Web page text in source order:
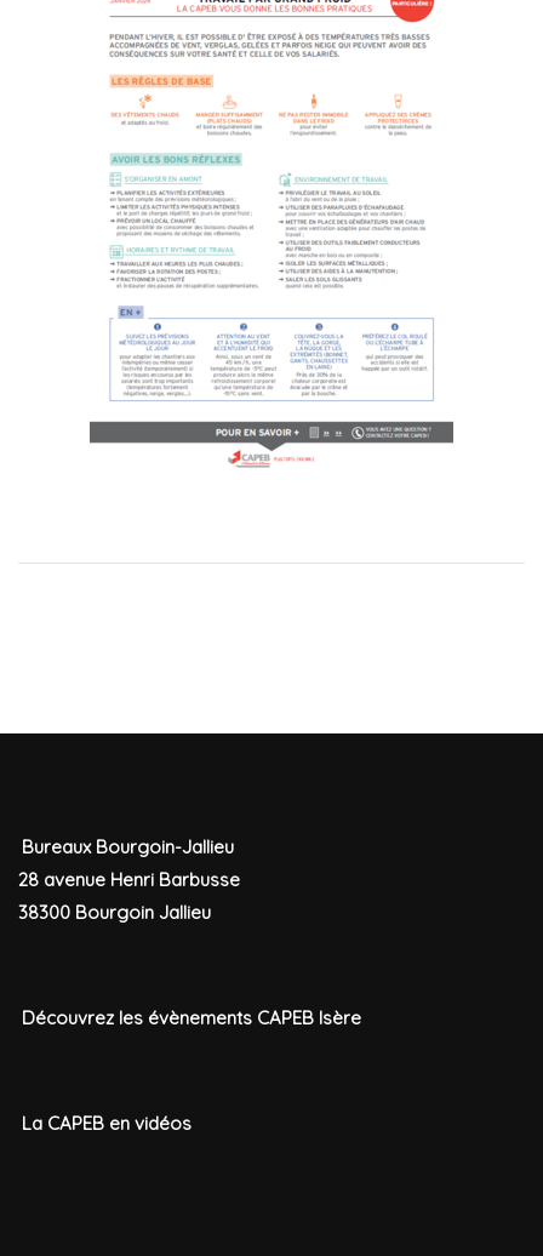
Bureaux Bourgoin-Jallieu
28 avenue Henri Barbusse
38300 Bourgoin Jallieu
Découvrez les évènements CAPEB Isère
La CAPEB en vidéos